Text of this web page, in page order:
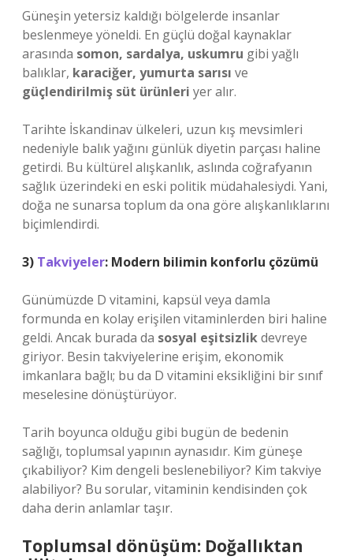
Güneşin yetersiz kaldığı bölgelerde insanlar
beslenmeye yöneldi. En güçlü doğal kaynaklar
arasında somon, sardalya, uskumru gibi yağlı
balıklar, karaciğer, yumurta sarısı ve
güçlendirilmiş süt ürünleri yer alır.
Tarihte İskandinav ülkeleri, uzun kış mevsimleri
nedeniyle balık yağını günlük diyetin parçası haline
getirdi. Bu kültürel alışkanlık, aslında coğrafyanın
sağlık üzerindeki en eski politik müdahalesiydi. Yani,
doğa ne sunarsa toplum da ona göre alışkanlıklarını
biçimlendirdi.
3) Takviyeler: Modern bilimin konforlu çözümü
Günümüzde D vitamini, kapsül veya damla
formunda en kolay erişilen vitaminlerden biri haline
geldi. Ancak burada da sosyal eşitsizlikdevreye
giriyor. Besin takviyelerine erişim, ekonomik
imkanlara bağlı; bu da D vitamini eksikliğini bir sınıf
meselesine dönüştürüyor.
Tarih boyunca olduğu gibi bugün de bedenin
sağlığı, toplumsal yapının aynasıdır. Kim güneşe
çıkabiliyor? Kim dengeli beslenebiliyor? Kim takviye
alabiliyor? Bu sorular, vitaminin kendisinden çok
daha derin anlamlar taşır.
Toplumsal dönüşüm: Doğallıktan